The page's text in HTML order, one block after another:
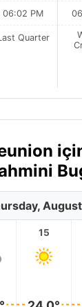
06:02 PM
Quarter
15